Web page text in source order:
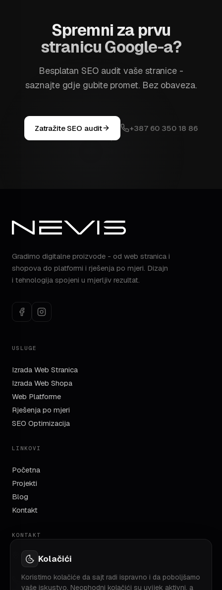
Spremni za prvu
stranicu Google-a?
Besplatan SEO audit vaše stranice -
saznajte gdje gubite promet. Bez obaveza.
Zatražite SEO audit +387 60 350 18 86
Gradimo digitalne proizvode - od web stranica i
shopova do platformi i rješenja po mjeri. Dizajn
i tehnologija spojeni u mjerljiv rezultat.
USLUGE
Izrada Web Stranica
Izrada Web Shopa
Web Platforme
Rješenja po mjeri
SEO Optimizacija
LINKOVI
Početna
Projekti
Blog
Kontakt
KONTAKT
TC Robot, Azize Šaćirbegović bb
71000 Sarajevo, BiH
+387 60 350 18 86
Kolačići
Koristimo kolačiće da sajt radi ispravno i da poboljšamo
vaše iskustvo. Neophodni kolačići su uvijek aktivni, a